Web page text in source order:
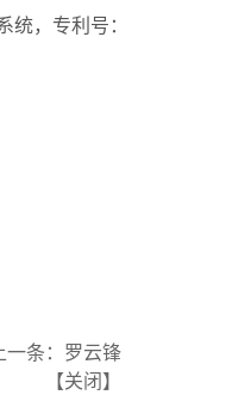
统，专利号：
一条： 罗云锋
【关闭 】